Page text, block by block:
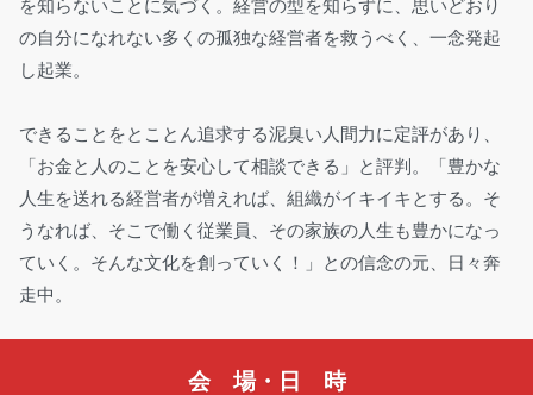
を知らないことに気づく。経営の型を知らずに、思いどおり
の自分になれない多くの孤独な経営者を救うべく、一念発起
し起業。
できることをとことん追求する泥臭い人間力に定評があり、
「お金と人のことを安心して相談できる」と評判。「豊かな
人生を送れる経営者が増えれば、組織がイキイキとする。そ
うなれば、そこで働く従業員、その家族の人生も豊かになっ
ていく。そんな文化を創っていく！」との信念の元、日々奔
走中。
会 場・日 時